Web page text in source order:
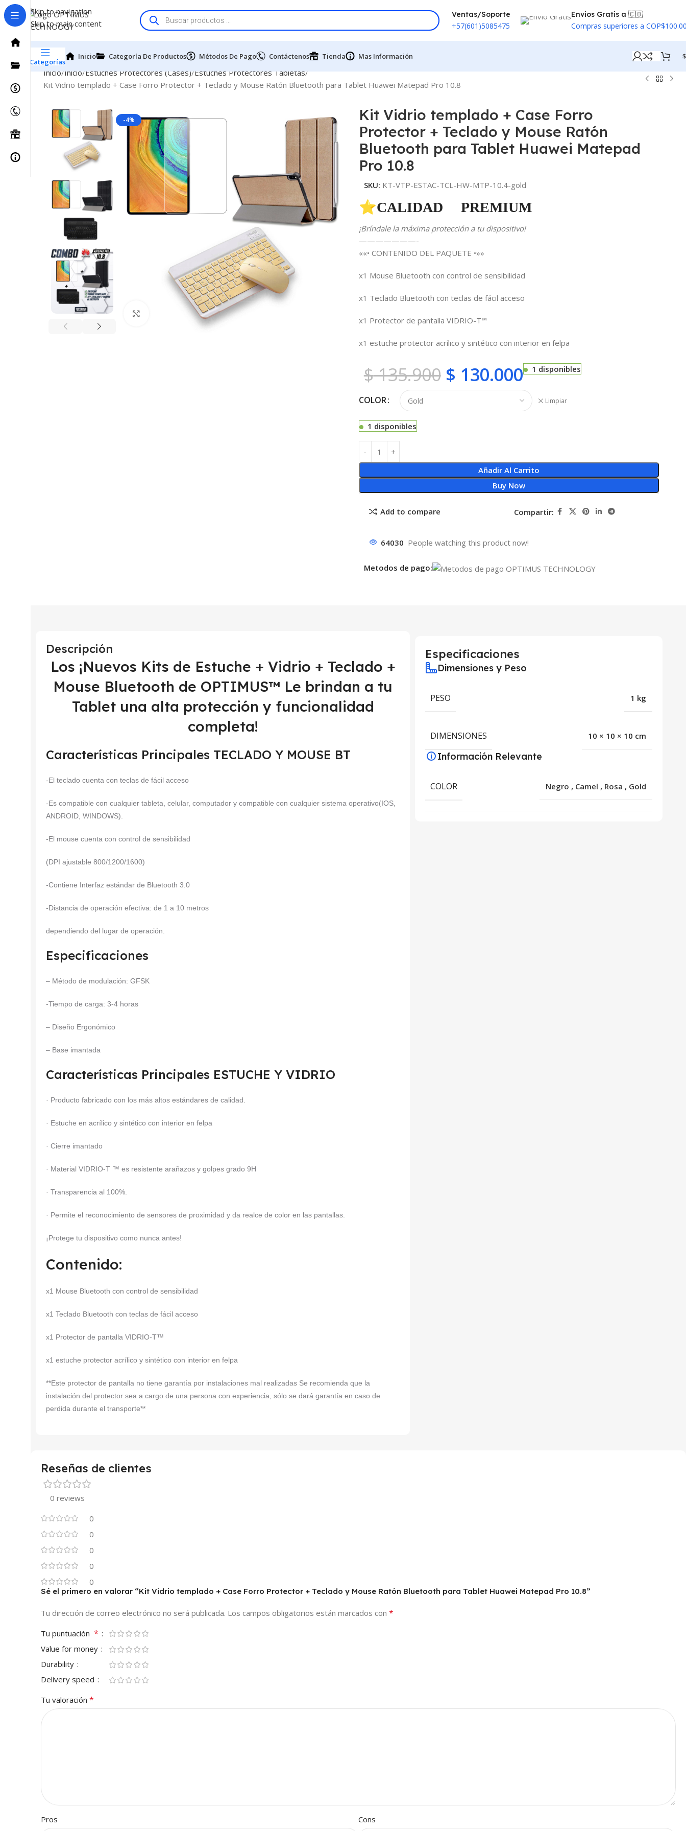
Skip to navigation
Skip to main content
Ventas/Soporte
+57(601)5085475
Envios Gratis a 🇨🇴
Compras superiores a
Categorías
Inicio Categoría De Productos Métodos De Pago Contáctenos Tienda Mas Información $
Inicio Inicio Estuches Protectores (Cases) Estuches Protectores Tabletas
Kit Vidrio templado + Case Forro Protector + Teclado y Mouse Ratón Bluetooth para Tablet Huawei Matepad Pro 10.8
-4%
Click to enlarge
Kit Vidrio templado + Case Forro
Protector + Teclado y Mouse Ratón
Bluetooth para Tablet Huawei Matepad
Pro 10.8
SKU: KT-VTP-ESTAC-TCL-HW-MTP-10.4-gold
⭐CALIDAD PREMIUM
¡Bríndale la máxima protección a tu dispositivo!
———————-
««• CONTENIDO DEL PAQUETE •»»
x1 Mouse Bluetooth con control de sensibilidad
x1 Teclado Bluetooth con teclas de fácil acceso
x1 Protector de pantalla VIDRIO-T™
x1 estuche protector acrílico y sintético con interior en felpa
$135.900 $ 130.000 1 disponibles
COLOR Limpiar
1 disponibles
Añadir Al Carrito
Buy Now
Add to compare Compartir:
64030 People watching this product now!
Metodos de pago:
Descripción
Los ¡Nuevos Kits de Estuche + Vidrio + Teclado +
Mouse Bluetooth de OPTIMUS™ Le brindan a tu
Tablet una alta protección y funcionalidad
completa!
Características Principales TECLADO Y MOUSE BT
-El teclado cuenta con teclas de fácil acceso
-Es compatible con cualquier tableta, celular, computador y compatible con cualquier sistema operativo(IOS,
ANDROID, WINDOWS).
-El mouse cuenta con control de sensibilidad
(DPI ajustable 800/1200/1600)
-Contiene Interfaz estándar de Bluetooth 3.0
-Distancia de operación efectiva: de 1 a 10 metros
dependiendo del lugar de operación.
Especificaciones
– Método de modulación: GFSK
-Tiempo de carga: 3-4 horas
– Diseño Ergonómico
– Base imantada
Características Principales ESTUCHE Y VIDRIO
· Producto fabricado con los más altos estándares de calidad.
· Estuche en acrílico y sintético con interior en felpa
· Cierre imantado
· Material VIDRIO-T ™ es resistente arañazos y golpes grado 9H
· Transparencia al 100%.
· Permite el reconocimiento de sensores de proximidad y da realce de color en las pantallas.
¡Protege tu dispositivo como nunca antes!
Contenido:
x1 Mouse Bluetooth con control de sensibilidad
x1 Teclado Bluetooth con teclas de fácil acceso
x1 Protector de pantalla VIDRIO-T™
x1 estuche protector acrílico y sintético con interior en felpa
**Este protector de pantalla no tiene garantía por instalaciones mal realizadas Se recomienda que la
instalación del protector sea a cargo de una persona con experiencia, sólo se dará garantía en caso de
perdida durante el transporte**
Especificaciones
Dimensiones y Peso
PESO 1 kg
DIMENSIONES 10 × 10 × 10 cm
Información Relevante
COLOR Negro , Camel , Rosa , Gold
Reseñas de clientes
0 reviews
0
0
0
0
0
Sé el primero en valorar “Kit Vidrio templado + Case Forro Protector + Teclado y Mouse Ratón Bluetooth para Tablet Huawei Matepad Pro 10.8”
Tu dirección de correo electrónico no será publicada. Los campos obligatorios están marcados con *
Tu puntuación *
Value for money
Durability
Delivery speed
Tu valoración *
Pros Cons